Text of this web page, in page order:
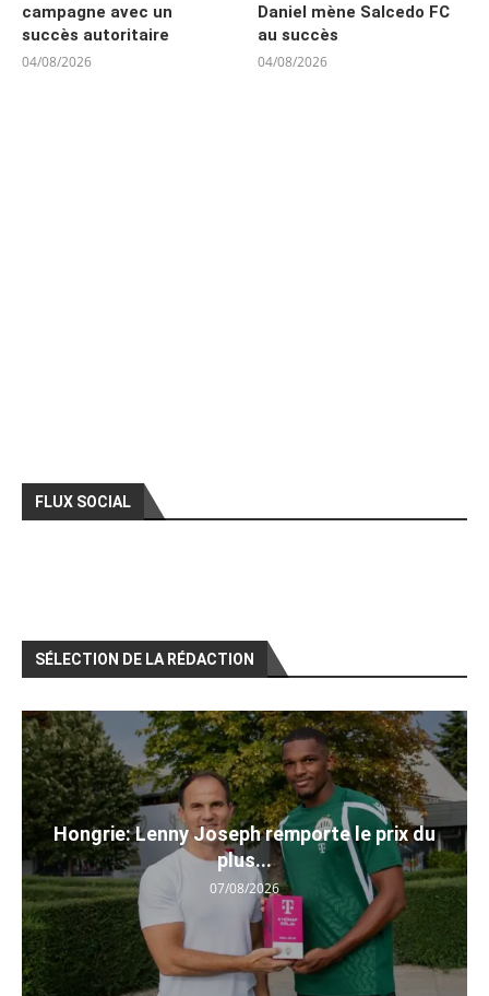
campagne avec un
succès autoritaire
04/08/2026
Daniel mène Salcedo FC
au succès
04/08/2026
FLUX SOCIAL
SÉLECTION DE LA RÉDACTION
Hongrie: Lenny Joseph remporte le prix du
plus...
07/08/2026